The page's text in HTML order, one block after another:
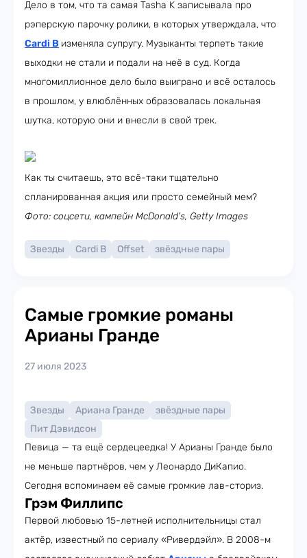
Дело в том, что та самая Tasha K записывала про
рэперскую парочку ролики, в которых утверждала, что
Cardi B изменяла супругу. Музыканты терпеть такие
выходки не стали и подали на неё в суд. Когда
многомиллионное дело было выиграно и всё осталось
в прошлом, у влюблённых образовалась локальная
шутка, которую они и внесли в свой трек.
Как ты считаешь, это всё-таки тщательно
спланированная акция или просто семейный мем?
Фото: соцсети, кампейн McDonald's, Getty Images
Звезды Cardi B Offset звёздные пары
Самые громкие романы
Арианы Гранде
27 июля 2023
Звезды Ариана Гранде
звёздные пары
Пит Дэвидсон
Певица — та ещё сердецеедка! У Арианы Гранде было
не меньше партнёров, чем у Леонардо ДиКапио.
Сегодня вспоминаем её самые громкие лав-сториз.
Грэм Филлипс
Первой любовью 15-летней исполнительницы стал
актёр, известный по сериалу «Ривердэйл». В 2008-м